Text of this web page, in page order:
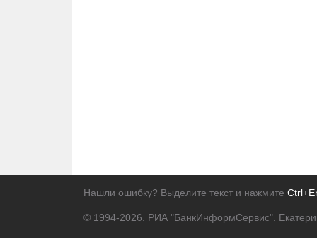
Нашли ошибку? Выделите текст и нажмите
© 1994-2026. РИА "БанкИнформСервис".